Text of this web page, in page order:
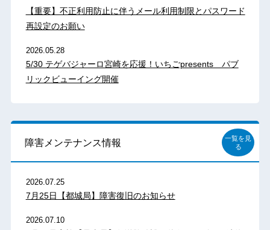
【重要】不正利用防止に伴うメール利用制限とパスワード
再設定のお願い
2026.05.28
5/30 テゲバジャーロ宮崎を応援！いちごpresents パブ
リックビューイング開催
障害メンテナンス情報
一覧を見
る
2026.07.25
7月25日【都城局】障害復旧のお知らせ
2026.07.10